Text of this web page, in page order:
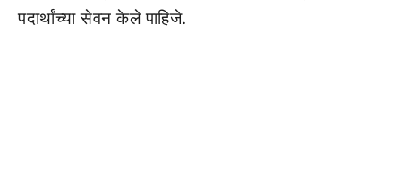
पदार्थांच्या सेवन केले पाहिजे.